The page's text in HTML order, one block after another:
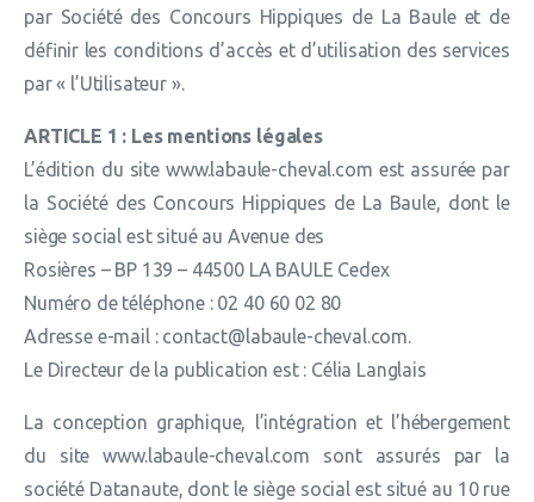
par Société des Concours Hippiques de La Baule et de
définir les conditions d’accès et d’utilisation des services
par « l’Utilisateur ».
ARTICLE 1 : Les mentions légales
L’édition du site www.labaule-cheval.com est assurée par
la Société des Concours Hippiques de La Baule, dont le
siège social est situé au Avenue des
Rosières – BP 139 – 44500 LA BAULE Cedex
Numéro de téléphone : 02 40 60 02 80
Adresse e-mail : contact@labaule-cheval.com.
Le Directeur de la publication est : Célia Langlais
La conception graphique, l’intégration et l’hébergement
du site www.labaule-cheval.com sont assurés par la
société Datanaute, dont le siège social est situé au 10 rue